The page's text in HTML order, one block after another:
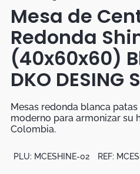
Mesa de
Redonda
(40x60x60)
DKO DESING
Mesas redonda blanca
moderno para armonizar su
Colombia.
PLU: MCESHINE-02 REF:
Duvet
Botas
Dko